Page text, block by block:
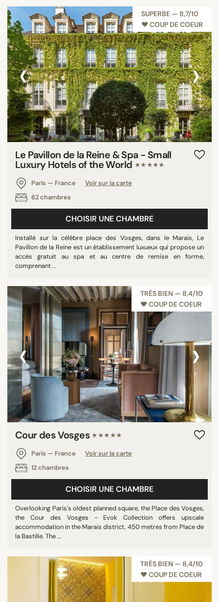
SUPERBE — 8,7/10
♥︎ COUP DE COEUR
‹ ›
Le Pavillon de la Reine & Spa - Small
Luxury Hotels of the World ★★★★★
Paris — France
Voir sur la carte
62 chambres
CHOISIR UNE CHAMBRE
Installé sur la célèbre place des Vosges, dans le Marais, Le
Pavillon de la Reine est un établissement luxueux qui propose un
accès gratuit au spa et au centre de remise en forme,
comprenant ...
TRÈS BIEN — 8,4/10
♥︎ COUP DE COEUR
‹ ›
Cour des Vosges ★★★★★
Paris — France
Voir sur la carte
12 chambres
CHOISIR UNE CHAMBRE
Overlooking Paris's oldest planned square, the Place des Vosges,
the Cour des Vosges - Evok Collection offers upscale
accommodation in the Marais district, 450 metres from Place de
la Bastille. The ...
TRÈS BIEN — 8,4/10
♥︎ COUP DE COEUR